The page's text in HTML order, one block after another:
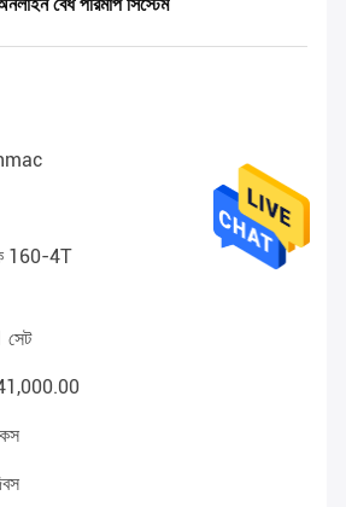
বেধ পরিমাপ সিস্টেম
160-4T
সেট